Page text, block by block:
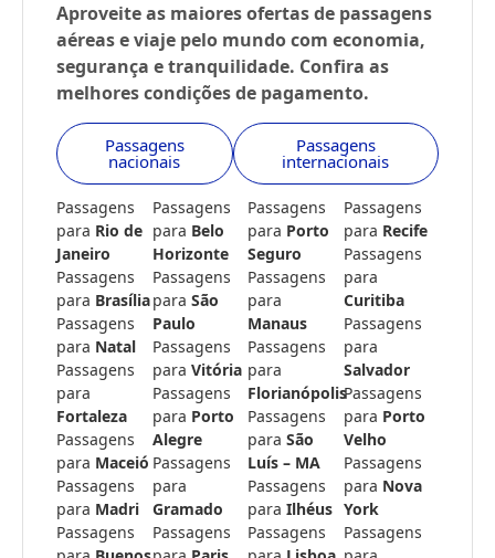
Aproveite as maiores ofertas de passagens
aéreas e viaje pelo mundo com economia,
segurança e tranquilidade. Confira as
melhores condições de pagamento.
Passagens
nacionais
Passagens
internacionais
Passagens
para Rio de
Janeiro
Passagens
para Brasília
Passagens
para Natal
Passagens
para
Fortaleza
Passagens
para Maceió
Passagens
para Madri
Passagens
Passagens
para Belo
Horizonte
Passagens
para São
Paulo
Passagens
para Vitória
Passagens
para Porto
Alegre
Passagens
para
Gramado
Passagens
Passagens
para Porto
Seguro
Passagens
para
Manaus
Passagens
para
Florianópolis
Passagens
para São
Luís – MA
Passagens
para Ilhéus
Passagens
Passagens
para Recife
Passagens
para
Curitiba
Passagens
para
Salvador
Passagens
para Porto
Velho
Passagens
para Nova
York
Passagens